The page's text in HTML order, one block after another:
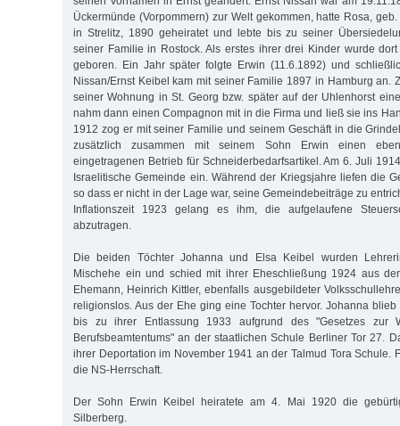
Ückermünde (Vorpommern) zur Welt gekommen, hatte Rosa,
in Strelitz, 1890 geheiratet und lebte bis zu seiner
seiner Familie in Rostock. Als erstes ihrer drei Kinder wurde
geboren. Ein Jahr später folgte Erwin (11.6.1892) und
Nissan/Ernst Keibel kam mit seiner Familie 1897 in Hamburg an.
seiner Wohnung in St. Georg bzw. später auf der Uhlenhorst
nahm dann einen Compagnon mit in die Firma und ließ sie ins
1912 zog er mit seiner Familie und seinem Geschäft in die
zusätzlich zusammen mit seinem Sohn Erwin einen
eingetragenen Betrieb für Schneiderbedarfsartikel. Am 6. Juli
Israelitische Gemeinde ein. Während der Kriegsjahre liefen die
so dass er nicht in der Lage war, seine Gemeindebeiträge zu
Inflationszeit 1923 gelang es ihm, die aufgelaufene
abzutragen.
Die beiden Töchter Johanna und Elsa Keibel wurden
Mischehe ein und schied mit ihrer Eheschließung 1924 aus
Ehemann, Heinrich Kittler, ebenfalls ausgebildeter
religionslos. Aus der Ehe ging eine Tochter hervor. Johanna
bis zu ihrer Entlassung 1933 aufgrund des "Gesetzes zur
Berufsbeamtentums" an der staatlichen Schule Berliner Tor 27.
ihrer Deportation im November 1941 an der Talmud Tora Schule.
die NS-Herrschaft.
Der Sohn Erwin Keibel heiratete am 4. Mai 1920 die
Silberberg.